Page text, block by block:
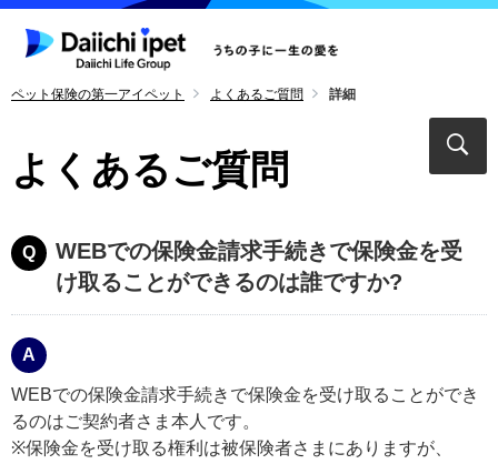
ペット保険の第一アイペット よくあるご質問 詳細
よくあるご質問
WEBでの保険金請求手続きで保険金を受
け取ることができるのは誰ですか?
WEBでの保険金請求手続きで保険金を受け取ることができ
るのはご契約者さま本人です。
※保険金を受け取る権利は被保険者さまにありますが、